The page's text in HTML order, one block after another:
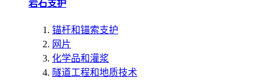
岩石支护
锚杆和锚索支护
网片
化学品和灌浆
隧道工程和地质技术